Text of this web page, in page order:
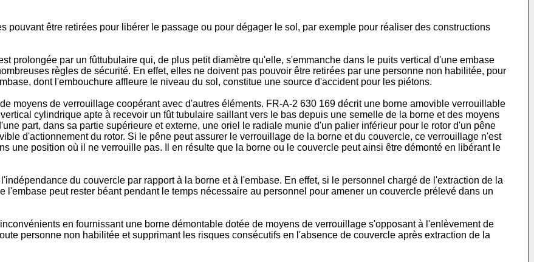
pouvant être retirées pour libérer le passage ou pour dégager le sol, par exemple pour réaliser des constructions
prolongée par un fûttubulaire qui, de plus petit diamètre qu'elle, s'emmanche dans le puits vertical d'une embase
règles de sécurité. En effet, elles ne doivent pas pouvoir être retirées par une personne non habilitée, pour
dont l'embouchure affleure le niveau du sol, constitue une source d'accident pour les piétons.
moyens de verrouillage coopérant avec d'autres éléments. FR-A-2 630 169 décrit une borne amovible verrouillable
cylindrique apte à recevoir un fût tubulaire saillant vers le bas depuis une semelle de la borne et des moyens
part, dans sa partie supérieure et externe, une oriel le radiale munie d'un palier inférieur pour le rotor d'un pêne
d'actionnement du rotor. Si le pêne peut assurer le verrouillage de la borne et du couvercle, ce verrouillage n'est
une position où il ne verrouille pas. Il en résulte que la borne ou le couvercle peut ainsi être démonté en libérant le
du couvercle par rapport à la borne et à l'embase. En effet, si le personnel chargé de l'extraction de la
l'embase peut rester béant pendant le temps nécessaire au personnel pour amener un couvercle prélevé dans un
en fournissant une borne démontable dotée de moyens de verrouillage s'opposant à l'enlèvement de
personne non habilitée et supprimant les risques consécutifs en l'absence de couvercle après extraction de la